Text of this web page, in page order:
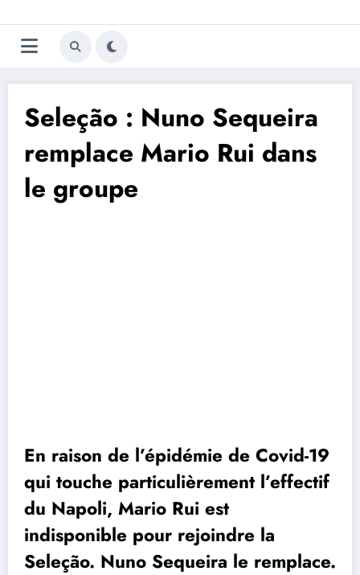
au
contenu
Trivela
L'actualité du football
Seleção : Nuno Sequeira
remplace Mario Rui dans
le groupe
En raison de l’épidémie de Covid-19
qui touche particulièrement l’effectif
du Napoli, Mario Rui est
indisponible pour rejoindre la
Seleção. Nuno Sequeira le remplace.